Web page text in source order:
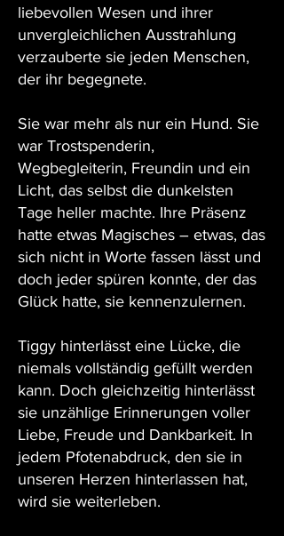
liebevollen Wesen und ihrer
unvergleichlichen Ausstrahlung
verzauberte sie jeden Menschen,
der ihr begegnete.
Sie war mehr als nur ein Hund. Sie
war Trostspenderin,
Wegbegleiterin, Freundin und ein
Licht, das selbst die dunkelsten
Tage heller machte. Ihre Präsenz
hatte etwas Magisches – etwas, das
sich nicht in Worte fassen lässt und
doch jeder spüren konnte, der das
Glück hatte, sie kennenzulernen.
Tiggy hinterlässt eine Lücke, die
niemals vollständig gefüllt werden
kann. Doch gleichzeitig hinterlässt
sie unzählige Erinnerungen voller
Liebe, Freude und Dankbarkeit. In
jedem Pfotenabdruck, den sie in
unseren Herzen hinterlassen hat,
wird sie weiterleben.